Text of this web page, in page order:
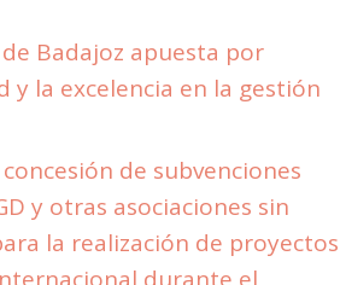
Badajoz apuesta por
y la excelencia en la gestión
de subvenciones
y otras asociaciones sin
la realización de proyectos